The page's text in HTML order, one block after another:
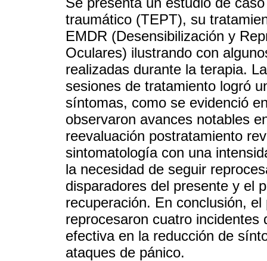
traumático (TEPT), su
EMDR (Desensibilización y
Oculares) ilustrando con
realizadas durante la terapia.
sesiones de tratamiento logró
síntomas, como se evidenció
observaron avances notables
reevaluación postratamiento
sintomatología con una
la necesidad de seguir
disparadores del presente y el
recuperación. En conclusión,
reprocesaron cuatro
efectiva en la reducción de
ataques de pánico.